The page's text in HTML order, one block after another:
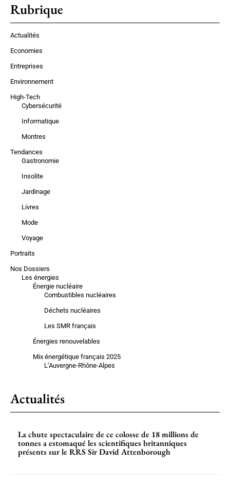
Rubrique
Actualités
Economies
Entreprises
Environnement
High-Tech
Cybersécurité
Informatique
Montres
Tendances
Gastronomie
Insolite
Jardinage
Livres
Mode
Voyage
Portraits
Nos Dossiers
Les énergies
Énergie nucléaire
Combustibles nucléaires
Déchets nucléaires
Les SMR français
Énergies renouvelables
Mix énergétique français 2025
L’Auvergne-Rhône-Alpes
Actualités
La chute spectaculaire de ce colosse de 18 millions de
tonnes a estomaqué les scientifiques britanniques
présents sur le RRS Sir David Attenborough